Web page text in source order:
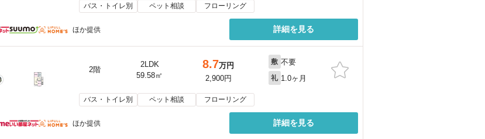
バス・トイレ別 ペット相談 フローリング
ほか提供 詳細を見る
2階
2LDK
59.58㎡
8.7万円
2,900円
敷 不要
礼 1.0ヶ月
バス・トイレ別 ペット相談 フローリング
ほか提供 詳細を見る